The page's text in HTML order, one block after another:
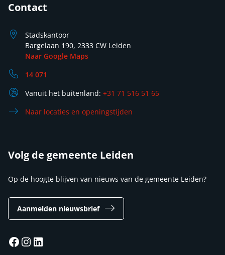
Contact
Stadskantoor
Bargelaan 190, 2333 CW Leiden
Naar Google Maps
14 071
Vanuit het buitenland: +31 71 516 51 65
Naar locaties en openingstijden
Volg de gemeente Leiden
Op de hoogte blijven van nieuws van de gemeente Leiden?
Aanmelden nieuwsbrief
Facebook
Instagram
LinkedIn